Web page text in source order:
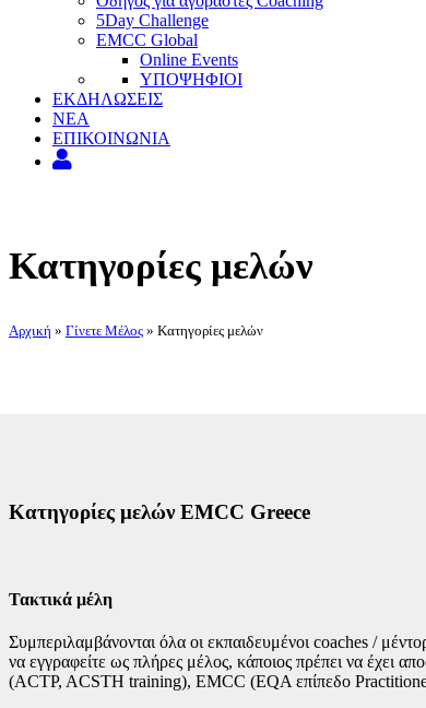
5Day Challenge
EMCC Global
Online Events
ΥΠΟΨΗΦΙΟΙ
ΕΚΔΗΛΩΣΕΙΣ
ΝΕΑ
ΕΠΙΚΟΙΝΩΝΙΑ
Κατηγορίες μελών
Αρχική » Γίνετε Μέλος » Κατηγορίες μελών
Kατηγορίες μελών EMCC Greece
Τακτικά μέλη
Συμπεριλαμβάνονται όλα οι εκπαιδευμένοι coaches /
να εγγραφείτε ως πλήρες μέλος, κάποιος πρέπει να έχει
(ACTP, ACSTH training), EMCC (EQA επίπεδο